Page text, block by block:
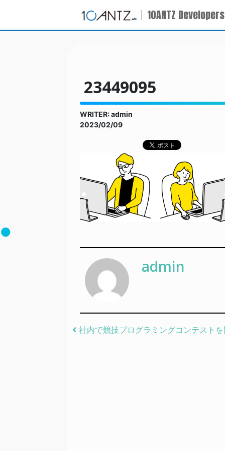
10ANTZ
23449095
WRITER: admin
2023/02/09
admin
Post navigation
社内で競技プログラミングコンテスト